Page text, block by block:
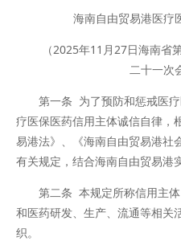
海南自由贸易港医疗
（2025年11月27日海南省
二十一次
第一条 为了预防和惩戒医
疗医保医药信用主体诚信自律，
易港法》、《海南自由贸易港社
有关规定，结合海南自由贸易港
第二条 本规定所称信用主
和医药研发、生产、流通等相关
织。